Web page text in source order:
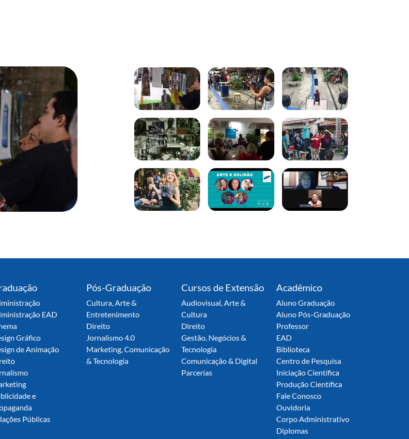
EAD
Gráfico
de Animação
e
Públicas
Pós-Graduação
Cultura, Arte &
Entretenimento
Direito
Jornalismo 4.0
Marketing, Comunicação
& Tecnologia
Cursos de Extensão
Audiovisual, Arte &
Cultura
Direito
Gestão, Negócios &
Tecnologia
Comunicação & Digital
Parcerias
Acadêmico
Aluno Graduação
Aluno Pós-Graduação
Professor
EAD
Biblioteca
Centro de Pesquisa
Iniciação Científica
Produção Científica
Fale Conosco
Ouvidoria
Corpo Administrativo
Diplomas